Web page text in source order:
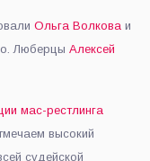
Ольга Волкова и
Люберцы Алексей
мас-рестлинга
высокий
судейской